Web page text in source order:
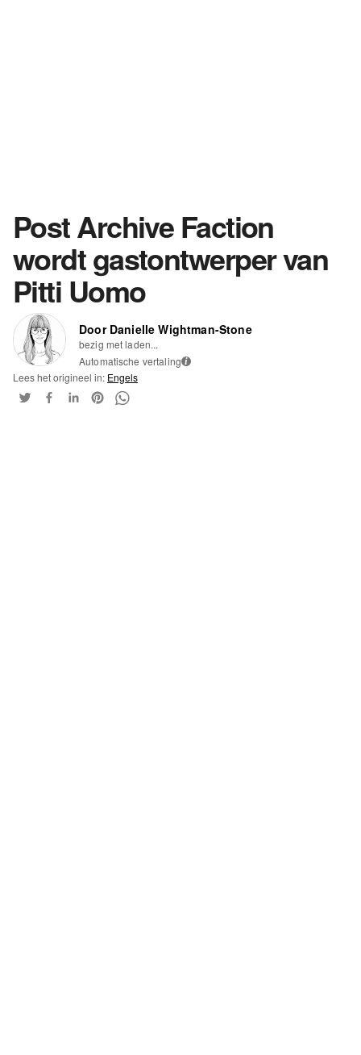
Post Archive Faction
wordt gastontwerper van
Pitti Uomo
Door Danielle Wightman-Stone
bezig met laden...
Automatische vertaling i
Lees het origineel in: Engels